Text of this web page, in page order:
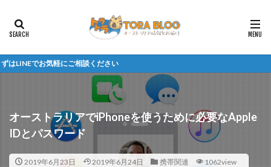
軽にご相談ください
オーストラリアでiPhoneを使うために必要なApple
IDとパスワード
2019年6月23日 2019年6月24日 携帯関連 1062view